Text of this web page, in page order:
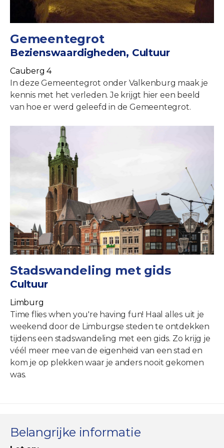
Gemeentegrot
Bezienswaardigheden, Cultuur
Cauberg 4
In deze Gemeentegrot onder Valkenburg maak je
kennis met het verleden. Je krijgt hier een beeld
van hoe er werd geleefd in de Gemeentegrot.
Stadswandeling met gids
Cultuur
Limburg
Time flies when you're having fun! Haal alles uit je
weekend door de Limburgse steden te ontdekken
tijdens een stadswandeling met een gids. Zo krijg je
véél meer mee van de eigenheid van een stad en
kom je op plekken waar je anders nooit gekomen
was.
Belangrijke informatie